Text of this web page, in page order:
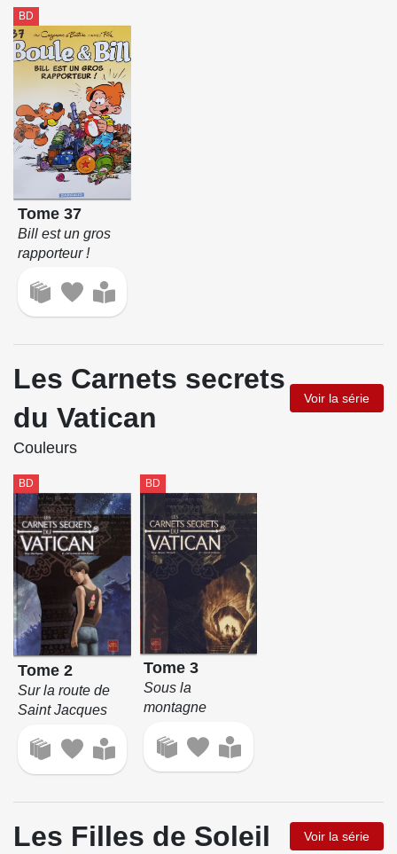
BD
Tome 37
Bill est un gros
rapporteur !
Les Carnets secrets
du Vatican
Voir la série
Couleurs
BD
Tome 2
Sur la route de
Saint Jacques
BD
Tome 3
Sous la
montagne
Les Filles de Soleil Voir la série